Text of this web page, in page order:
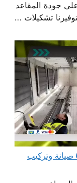
جودة المقاعد
تشكيلات ...
صيانة مصاعد في الكويت 65542233 صيانة وتركيب